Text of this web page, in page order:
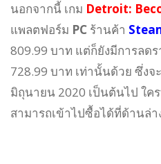
นอกจากนี้ เกม Detroit:
แพลตฟอร์ม PC ร้านค้า
809.99 บาท แต่ก็ยังมีการลดร
728.99 บาท เท่านั้นด้วย ซึ่ง
มิถุนายน 2020 เป็นต้นไป ใค
สามารถเข้าไปซื้อได้ที่ด้านล่า